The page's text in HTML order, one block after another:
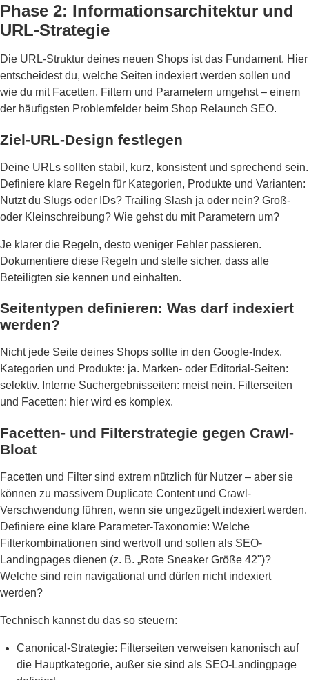
Phase 2: Informationsarchitektur und
URL-Strategie
Die URL-Struktur deines neuen Shops ist das Fundament. Hier
entscheidest du, welche Seiten indexiert werden sollen und
wie du mit Facetten, Filtern und Parametern umgehst – einem
der häufigsten Problemfelder beim Shop Relaunch SEO.
Ziel-URL-Design festlegen
Deine URLs sollten stabil, kurz, konsistent und sprechend sein.
Definiere klare Regeln für Kategorien, Produkte und Varianten:
Nutzt du Slugs oder IDs? Trailing Slash ja oder nein? Groß-
oder Kleinschreibung? Wie gehst du mit Parametern um?
Je klarer die Regeln, desto weniger Fehler passieren.
Dokumentiere diese Regeln und stelle sicher, dass alle
Beteiligten sie kennen und einhalten.
Seitentypen definieren: Was darf indexiert
werden?
Nicht jede Seite deines Shops sollte in den Google-Index.
Kategorien und Produkte: ja. Marken- oder Editorial-Seiten:
selektiv. Interne Suchergebnisseiten: meist nein. Filterseiten
und Facetten: hier wird es komplex.
Facetten- und Filterstrategie gegen Crawl-
Bloat
Facetten und Filter sind extrem nützlich für Nutzer – aber sie
können zu massivem Duplicate Content und Crawl-
Verschwendung führen, wenn sie ungezügelt indexiert werden.
Definiere eine klare Parameter-Taxonomie: Welche
Filterkombinationen sind wertvoll und sollen als SEO-
Landingpages dienen (z. B. „Rote Sneaker Größe 42")?
Welche sind rein navigational und dürfen nicht indexiert
werden?
Technisch kannst du das so steuern:
Canonical-Strategie: Filterseiten verweisen kanonisch auf
die Hauptkategorie, außer sie sind als SEO-Landingpage